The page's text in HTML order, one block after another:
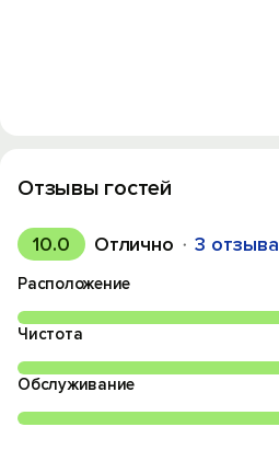
Отзывы гостей
10.0 Отлично 3 отзыва
Расположение
Чистота
Обслуживание